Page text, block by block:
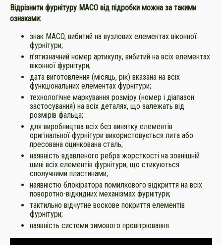
Відрізнити фурнітуру MACO від підробки можна за такими
ознаками:
знак MACO, вибитий на вузлових елементах віконної
фурнітури;
п’ятизначний номер артикулу, вибитий на всіх елементах
віконної фурнітури;
дата виготовлення (місяць, рік) вказана на всіх
функціональних елементах фурнітури;
технологічне маркування розміру (номер і діапазон
застосування) на всіх деталях, що залежать від
розмірів фальца;
для виробництва всіх без винятку елементів
оригінальної фурнітури використовується лита або
пресована оцинкована сталь;
наявність вдавленого ребра жорсткості на зовнішній
шині всіх елементів фурнітури, що стикуються
сполучними пластинами;
наявністю блокіратора помилкового відкриття на всіх
поворотно-відкидних механізмах фурнітури;
тактильно відчутне воскове покриття елементів
фурнітури;
наявність системи зимового провітрювання.